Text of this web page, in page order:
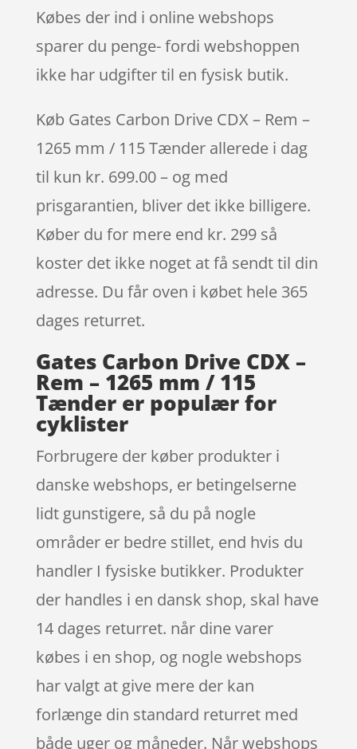
Købes der ind i online webshops
sparer du penge- fordi webshoppen
ikke har udgifter til en fysisk butik.
Køb Gates Carbon Drive CDX – Rem –
1265 mm / 115 Tænder allerede i dag
til kun kr. 699.00 – og med
prisgarantien, bliver det ikke billigere.
Køber du for mere end kr. 299 så
koster det ikke noget at få sendt til din
adresse. Du får oven i købet hele 365
dages returret.
Gates Carbon Drive CDX –
Rem – 1265 mm / 115
Tænder er populær for
cyklister
Forbrugere der køber produkter i
danske webshops, er betingelserne
lidt gunstigere, så du på nogle
områder er bedre stillet, end hvis du
handler I fysiske butikker. Produkter
der handles i en dansk shop, skal have
14 dages returret. når dine varer
købes i en shop, og nogle webshops
har valgt at give mere der kan
forlænge din standard returret med
både uger og måneder. Når webshops